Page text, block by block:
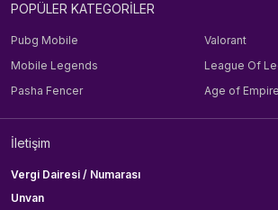
POPÜLER KATEGORİLER
Pubg Mobile
Valorant
Mobile Legends
League Of
Pasha Fencer
Age of
İletişim
Vergi Dairesi / Numarası
Unvan